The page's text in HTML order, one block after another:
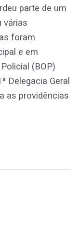
parte de um
várias
foram
e em
(BOP)
Delegacia Geral
as providências